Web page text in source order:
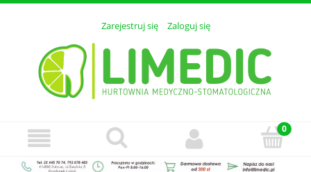
Zarejestruj się Zaloguj się